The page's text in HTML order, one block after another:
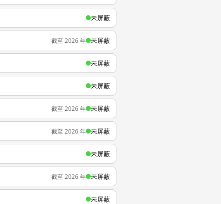
未屏蔽
截至 2026 年 未屏蔽
未屏蔽
未屏蔽
截至 2026 年 未屏蔽
截至 2026 年 未屏蔽
未屏蔽
截至 2026 年 未屏蔽
未屏蔽